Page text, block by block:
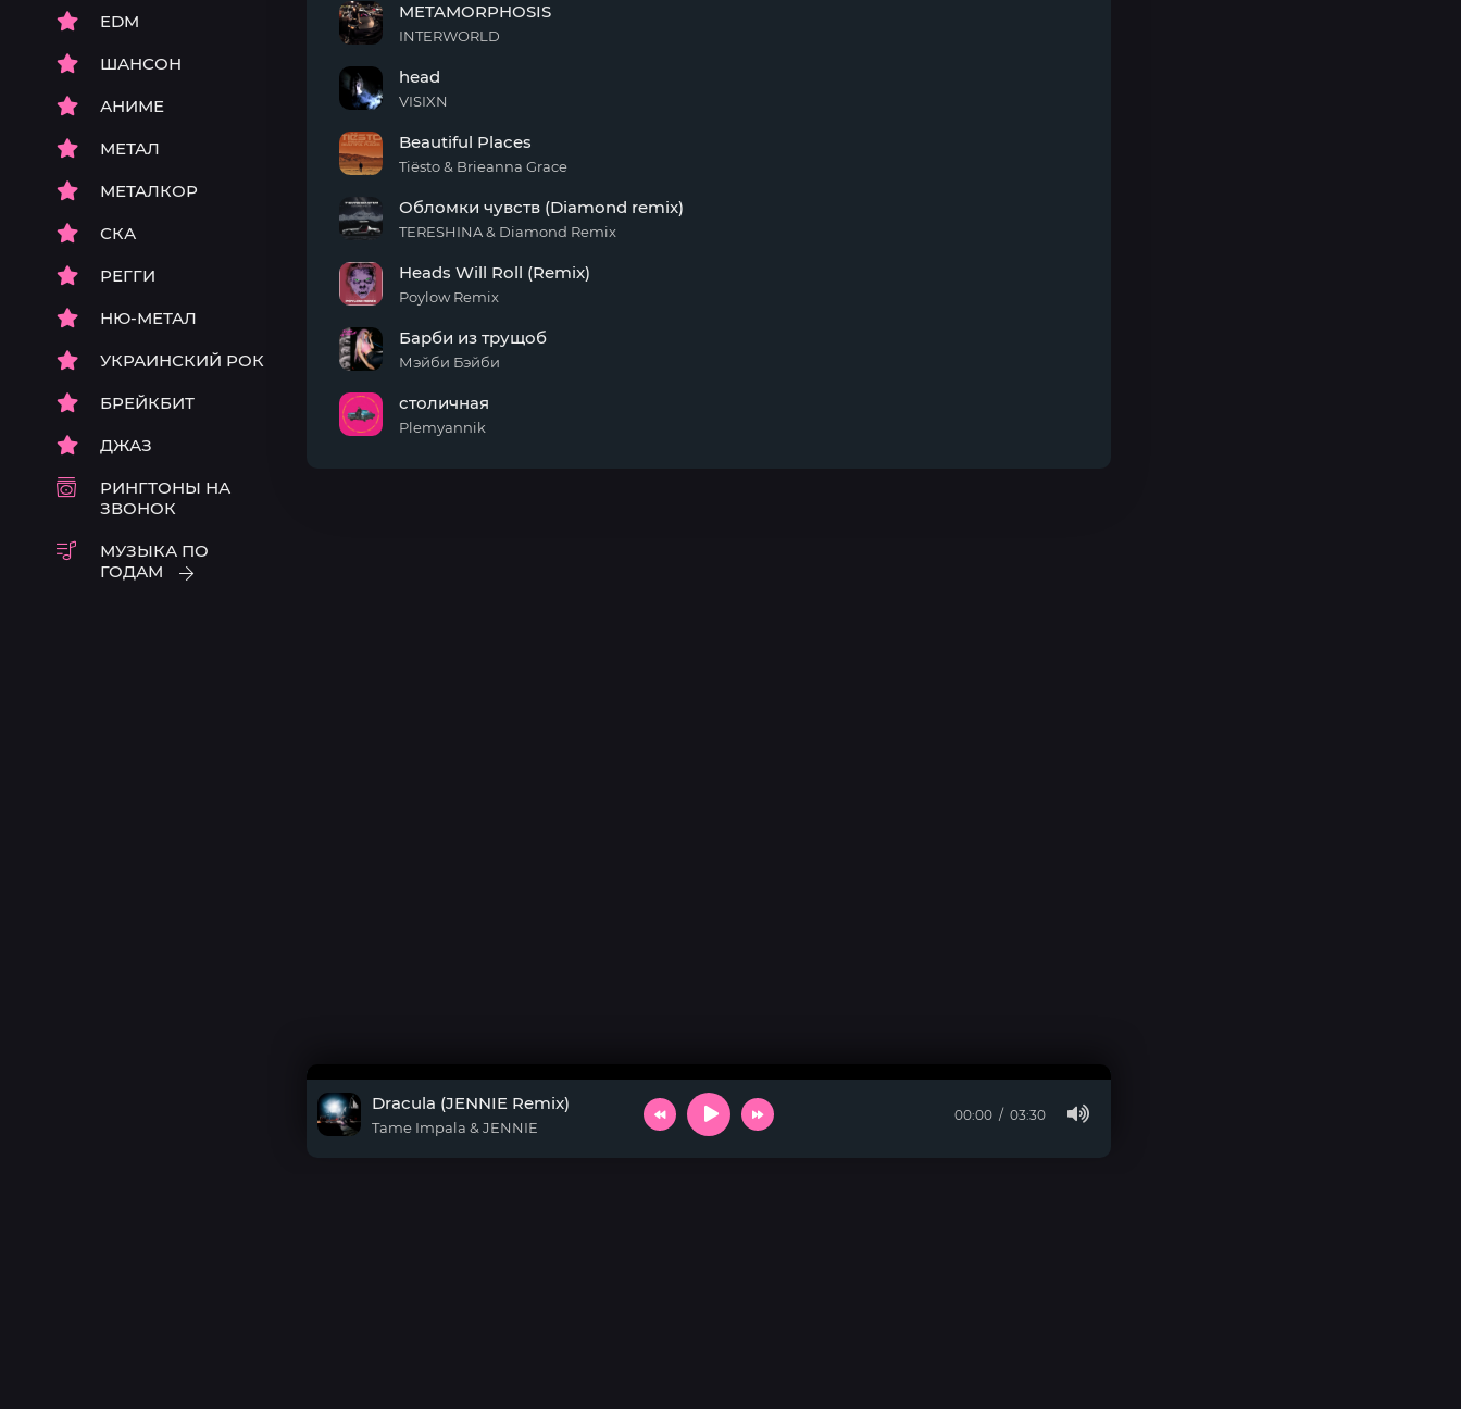
EDM
ШАНСОН
АНИМЕ
МЕТАЛ
МЕТАЛКОР
СКА
РЕГГИ
НЮ-МЕТАЛ
УКРАИНСКИЙ РОК
БРЕЙКБИТ
ДЖАЗ
РИНГТОНЫ НА
ЗВОНОК
МУЗЫКА ПО
ГОДАМ
METAMORPHOSIS
INTERWORLD
head
VISIXN
Places
Beautiful Places
Tiësto & Brieanna Grace
чувств
(Diamond
Обломки чувств (Diamond remix)
TERESHINA & Diamond Remix
Will
Roll
Heads Will Roll (Remix)
Poylow Remix
из
трущоб
Барби из трущоб
Мэйби Бэйби
столичная
Plemyannik
Dracula (JENNIE Remix)
Tame Impala & JENNIE
00:00 03:30